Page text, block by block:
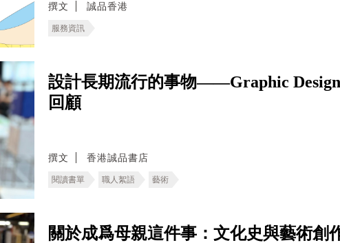
撰文 誠品香港
服務資訊
設計長期流行的事物——Graphic
回顧
撰文 香港誠品書店
閱讀書單 職人絮語 藝術
關於成爲母親這件事：文化史與藝術創